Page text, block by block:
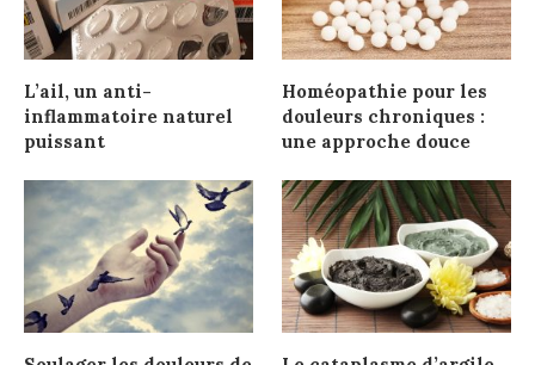
L’ail, un anti-
inflammatoire naturel
puissant
Homéopathie pour les
douleurs chroniques :
une approche douce